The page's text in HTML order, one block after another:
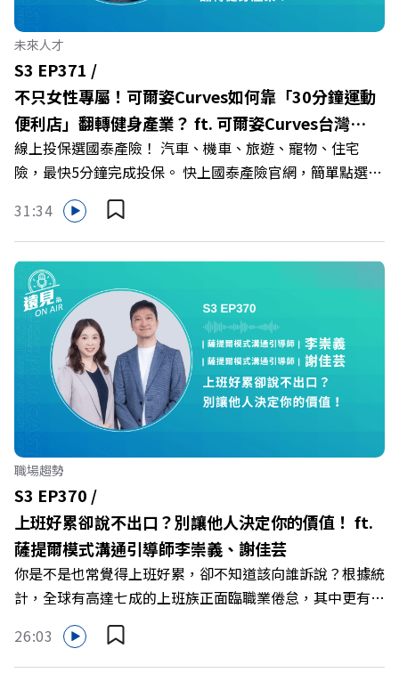
🔺一舉拿下4大USR專案！深耕地方的溫暖社會責任平台 主
持人／遠見雜誌副社長兼遠見智庫總編輯 李建興 與談人／
樹德科技大學校長 王昭雄 +++++ 🎂歡慶遠見40歲生日！手
速搶下破天荒的獨家優惠
>>>https://gvmkt.pse.is/9e5pbz ✨關注《遠見》更多的社
群： LINE：https://reurl.cc/A4ELQp IG：
https://bit.ly/3AjBWNV YT：https://bit.ly/38jNi9k
Powered by Firstory Hosting
未來人才
S3 EP371 /
不只女性專屬！可爾姿Curves如何靠「30分鐘運動
便利店」翻轉健身產業？ ft. 可爾姿Curves台灣執
行長林宏遠
線上投保選國泰產險！ 汽車、機車、旅遊、寵物、住宅
險，最快5分鐘完成投保。 快上國泰產險官網，簡單點選，
保障立即到位！ https://fstry.pse.is/9eddvv —— 以上為
Firstory Podcast 廣告 —— 在健康意識抬頭、健身產業百
家爭鳴的激烈浪潮下，傳統的健身房該如何轉型突圍？ 本
集《遠見ON AIR》邀請到可爾姿Curves台灣執行長林宏
遠，帶你解析可爾姿如何打造出兼顧健康生活與女力創業的
健身新契機！ 🔺如何從「傳統大型健身房」轉型為「社區
運動便利店」？ 🔺運動如何落實最貼心的「女性專屬、零
壓力」空間？ 🔺對抗肌少症、預防高齡化！驚豔醫學界的
「社會處方」 🔺超高加盟成功率！為無數女性圓夢的「女
力互助與微型創業平台」 主持人／遠見雜誌副社長兼遠見
智庫總編輯 李建興 與談人／可爾姿Curves台灣執行長 林宏
遠 +++++ 🫧清除腦袋的盲點，也順手理清生活的雜亂。 點
開看質感養成術>> https://gvmkt.pse.is/9al3px ✨關注
《遠見》更多的社群： LINE：https://reurl.cc/A4ELQp
IG：https://bit.ly/3AjBWNV YT：https://bit.ly/38jNi9k
Powered by Firstory Hosting
31:34
職場趨勢
S3 EP370 /
上班好累卻說不出口？別讓他人決定你的價值！ ft.
薩提爾模式溝通引導師李崇義、謝佳芸
你是不是也常覺得上班好累，卻不知道該向誰訴說？根據統
計，全球有高達七成的上班族正面臨職業倦怠，其中更有三
成默默承受著「沉默的倦怠」。當主管的期待、同儕的競爭
與承上啟下的壓力成為日常，身在職場的我們該如何停止無
止境的自我懷疑，在人際風暴中找回安頓內心的力量？ 本
26:03